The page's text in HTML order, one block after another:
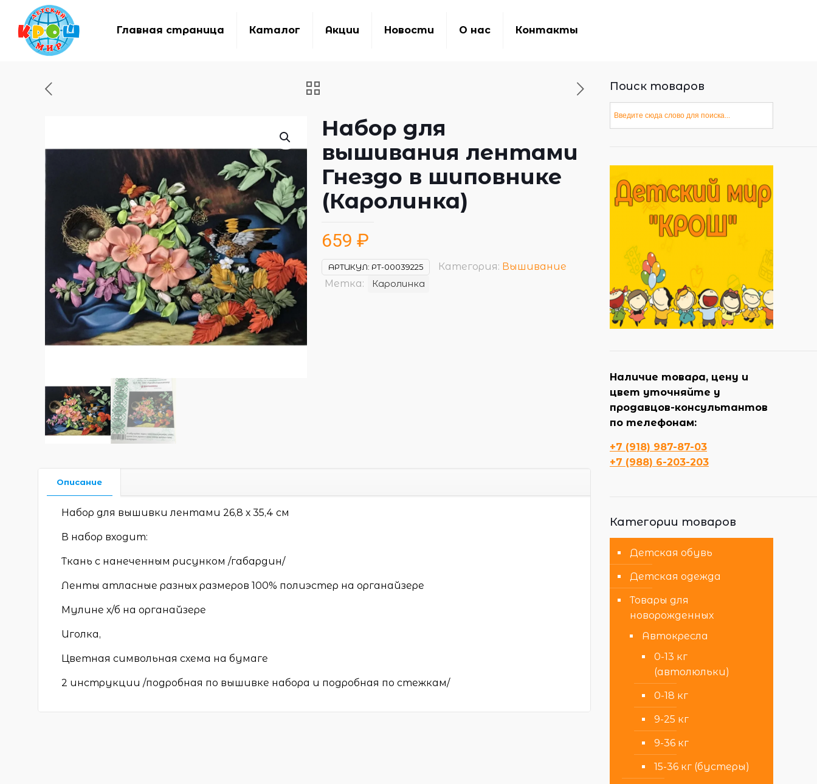
Главная страница Каталог Акции Новости О нас Контакты
Набор для
вышивания лентами
Гнездо в шиповнике
(Каролинка)
659 ₽
АРТИКУЛ: РТ-00039225 Категория: Вышивание
Метка:
Каролинка
Описание
Набор для вышивки лентами 26,8 х 35,4 см
В набор входит:
Ткань с нанеченным рисунком /габардин/
Ленты атласные разных размеров 100% полиэстер на органайзере
Мулине х/б на органайзере
Иголка,
Цветная символьная схема на бумаге
2 инструкции /подробная по вышивке набора и подробная по стежкам/
Поиск товаров
Наличие товара, цену и
цвет уточняйте у
продавцов-консультантов
по телефонам:
+7 (918) 987-87-03
+7 (988) 6-203-203
Категории товаров
Детская обувь
Детская одежда
Товары для
новорожденных
Автокресла
0-13 кг
(автолюльки)
0-18 кг
9-25 кг
9-36 кг
15-36 кг (бустеры)